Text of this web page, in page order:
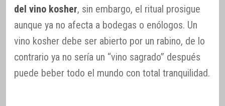
del vino kosher, sin embargo, el ritual prosigue
aunque ya no afecta a bodegas o enólogos. Un
vino kosher debe ser abierto por un rabino, de lo
contrario ya no sería un “vino sagrado” después
puede beber todo el mundo con total tranquilidad.